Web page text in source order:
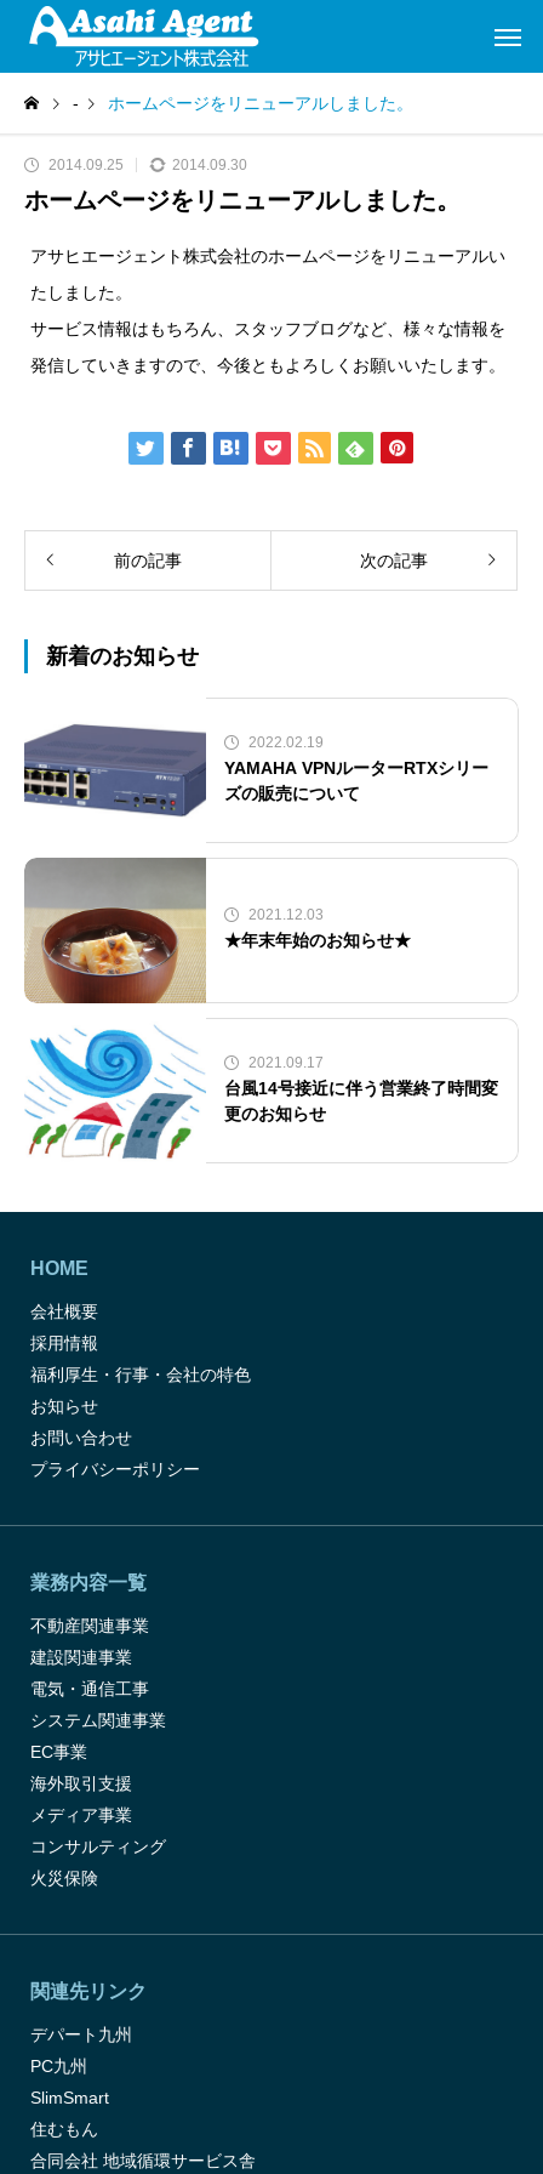
- ホームページをリニューアルしました。
2014.09.25 2014.09.30
ホームページをリニューアルしました。
アサヒエージェント株式会社のホームページをリニューアルい
たしました。
サービス情報はもちろん、スタッフブログなど、様々な情報を
発信していきますので、今後ともよろしくお願いいたします。
前の記事 次の記事
新着のお知らせ
2022.02.19
YAMAHA VPNルーターRTXシリー
ズの販売について
2021.12.03
★年末年始のお知らせ★
2021.09.17
台風14号接近に伴う営業終了時間変
更のお知らせ
HOME
会社概要
採用情報
福利厚生・行事・会社の特色
お知らせ
お問い合わせ
プライバシーポリシー
業務内容一覧
不動産関連事業
建設関連事業
電気・通信工事
システム関連事業
EC事業
海外取引支援
メディア事業
コンサルティング
火災保険
関連先リンク
デパート九州
PC九州
SlimSmart
住むもん
合同会社 地域循環サービス舎